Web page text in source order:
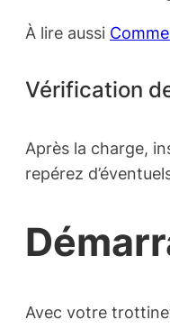
À lire aussi
Vérification
Après la charge,
repérez
Avec votre